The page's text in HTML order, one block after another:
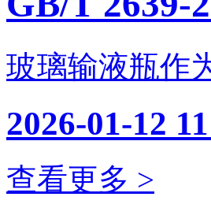
玻璃输液瓶作
2026-01-12
查看更多 >